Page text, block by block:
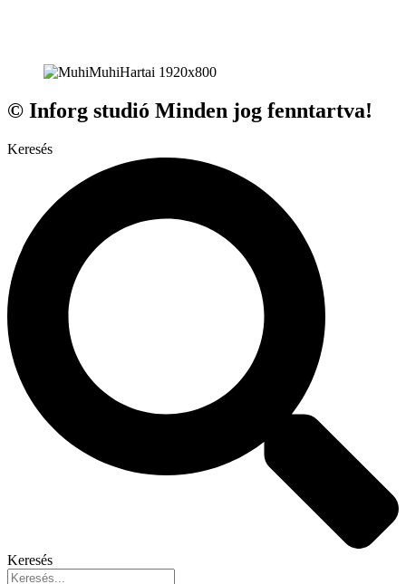
© Inforg studió Minden jog fenntartva!
Keresés
Keresés